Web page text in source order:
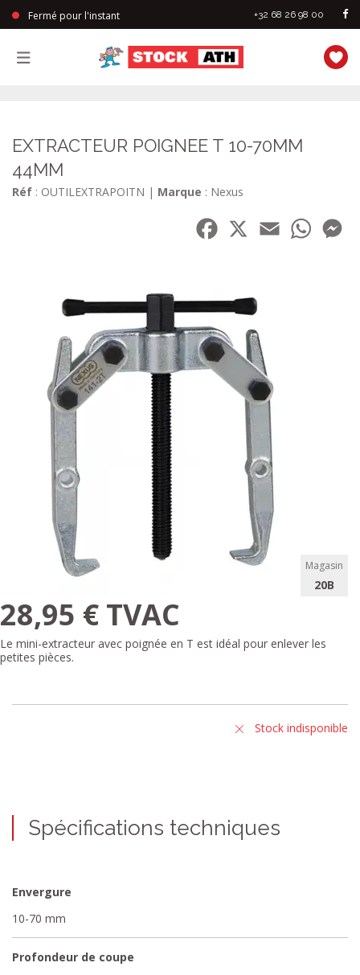
Fermé pour l'instant +32 68 26 98 00
EXTRACTEUR POIGNEE T 10-70MM
44MM
Réf : OUTILEXTRAPOITN | Marque : Nexus
Facebook
Email
Magasin
20B
28,95 € TVAC
Le mini-extracteur avec poignée en T est idéal pour enlever les
petites pièces.
Stock indisponible
Spécifications techniques
Envergure
10-70 mm
Profondeur de coupe